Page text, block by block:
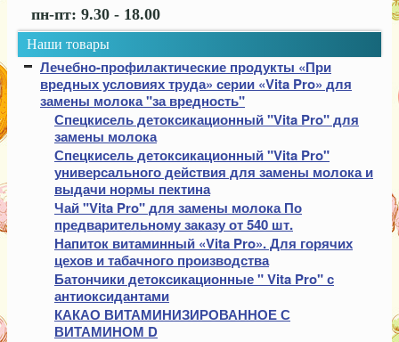
Организациям
Гарантия качества
Контакты
пн-пт: 9.30 - 18.00
Наши товары
Лечебно-профилактические продукты «При
вредных условиях труда» серии «Vita Pro» для
замены молока "за вредность"
Спецкисель детоксикационный "Vita Pro" для
замены молока
Спецкисель детоксикационный "Vita Pro"
универсального действия для замены молока и
выдачи нормы пектина
Чай "Vita Pro" для замены молока По
предварительному заказу от 540 шт.
Напиток витаминный «Vita Pro». Для горячих
цехов и табачного производства
Батончики детоксикационные " Vita Pro" с
антиоксидантами
КАКАО ВИТАМИНИЗИРОВАННОЕ С
ВИТАМИНОМ D